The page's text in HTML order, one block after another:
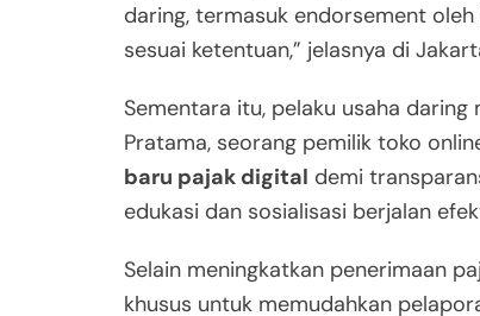
daring, termasuk endorsement
sesuai ketentuan,” jelasnya di
Sementara itu, pelaku usaha
Pratama, seorang pemilik toko
baru pajak digital demi
edukasi dan sosialisasi berjalan
Selain meningkatkan penerimaan
khusus untuk memudahkan